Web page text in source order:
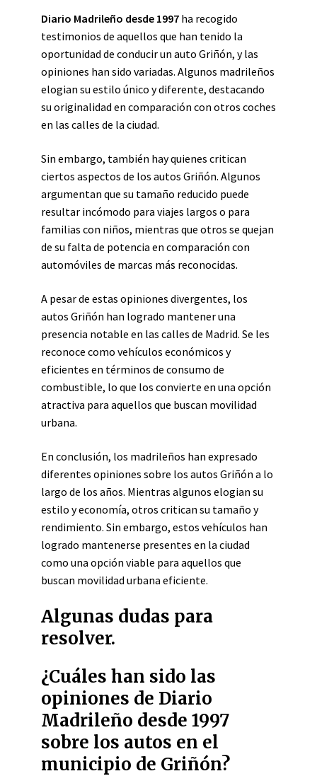
Diario Madrileño desde 1997 ha recogido
testimonios de aquellos que han tenido la
oportunidad de conducir un auto Griñón, y las
opiniones han sido variadas. Algunos madrileños
elogian su estilo único y diferente, destacando
su originalidad en comparación con otros coches
en las calles de la ciudad.
Sin embargo, también hay quienes critican
ciertos aspectos de los autos Griñón. Algunos
argumentan que su tamaño reducido puede
resultar incómodo para viajes largos o para
familias con niños, mientras que otros se quejan
de su falta de potencia en comparación con
automóviles de marcas más reconocidas.
A pesar de estas opiniones divergentes, los
autos Griñón han logrado mantener una
presencia notable en las calles de Madrid. Se les
reconoce como vehículos económicos y
eficientes en términos de consumo de
combustible, lo que los convierte en una opción
atractiva para aquellos que buscan movilidad
urbana.
En conclusión, los madrileños han expresado
diferentes opiniones sobre los autos Griñón a lo
largo de los años. Mientras algunos elogian su
estilo y economía, otros critican su tamaño y
rendimiento. Sin embargo, estos vehículos han
logrado mantenerse presentes en la ciudad
como una opción viable para aquellos que
buscan movilidad urbana eficiente.
Algunas dudas para
resolver.
¿Cuáles han sido las
opiniones de Diario
Madrileño desde 1997
sobre los autos en el
municipio de Griñón?